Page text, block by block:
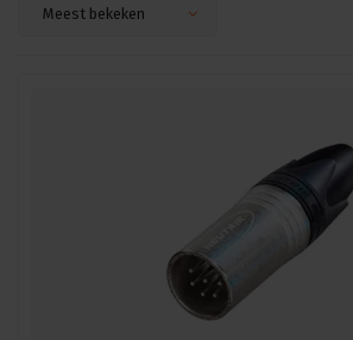
Meest bekeken